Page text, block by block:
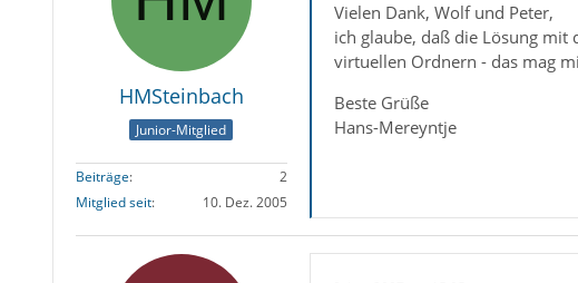
HMSteinbach
Junior-Mitglied
Beiträge
2
Mitglied seit
10. Dez. 2005
Vielen Dank, Wolf und Peter,
ich glaube, daß die Lösung
virtuellen Ordnern - das mag
Beste Grüße
Hans-Mereyntje